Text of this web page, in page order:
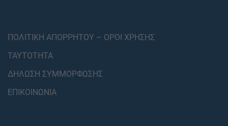
ΠΟΛΙΤΙΚΗ ΑΠΟΡΡΗΤΟΥ – ΟΡΟΙ ΧΡΗΣΗΣ
ΤΑΥΤΟΤΗΤΑ
ΔΗΛΩΣΗ ΣΥΜΜΟΡΦΩΣΗΣ
ΕΠΙΚΟΙΝΩΝΙΑ